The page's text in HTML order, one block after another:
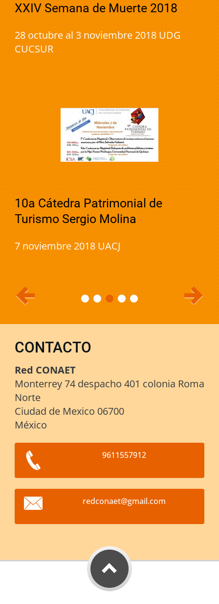
XXIV Semana de Muerte 2018
28 octubre al 3 noviembre 2018 UDG
CUCSUR
10a Cátedra Patrimonial de
Turismo Sergio Molina
7 noviembre 2018 UACJ
CONTACTO
Red CONAET
Monterrey 74 despacho 401 colonia Roma
Norte
Ciudad de Mexico 06700
México
9611557912
redconaet@gmail.com